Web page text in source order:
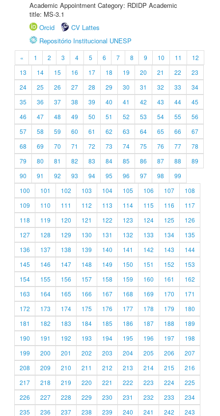
Academic Appointment Category: RDIDP Academic
title: MS-3.1
Orcid
CV Lattes
Repositório Institucional UNESP
« 1 2 3 4 5 6 7 8 9 10 11
12
13
14 15 16 17 18 19 20 21 22
23
24
25 26 27 28 29 30 31 32 33
34
35
36 37 38 39 40 41 42 43 44
45
46
47 48 49 50 51 52 53 54 55
56
57
58 59 60 61 62 63 64 65 66
67
68
69 70 71 72 73 74 75 76 77
78
79
80 81 82 83 84 85 86 87 88
89
90
91 92 93 94 95 96 97 98
99
100
101 102 103 104 105 106 107
108
109
110 111 112 113 114 115 116
117
118
119 120 121 122 123 124 125
126
127
128 129 130 131 132 133 134
135
136
137 138 139 140 141 142 143
144
145
146 147 148 149 150 151 152
153
154
155 156 157 158 159 160 161
162
163
164 165 166 167 168 169 170
171
172
173 174 175 176 177 178 179
180
181
182 183 184 185 186 187 188
189
190
191 192 193 194 195 196 197
198
199
200 201 202 203 204 205 206
207
208
209 210 211 212 213 214 215
216
217
218 219 220 221 222 223 224
225
226
227 228 229 230 231 232 233
234
235
236 237 238 239 240 241 242 243